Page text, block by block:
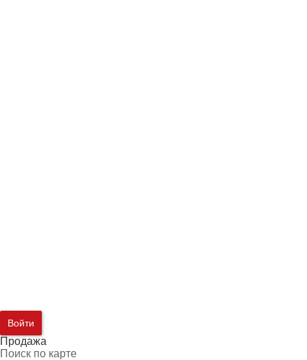
Войти
Продажа
Поиск по карте